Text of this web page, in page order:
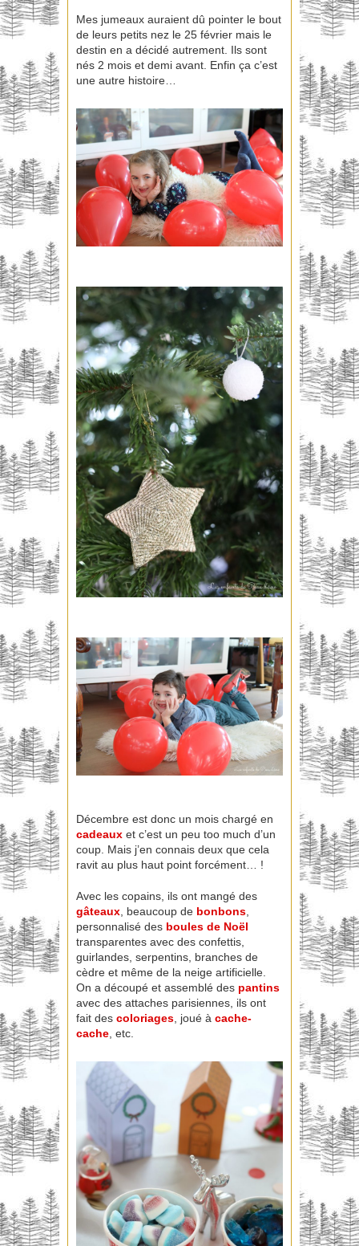
Mes jumeaux auraient dû pointer le bout
de leurs petits nez le 25 février mais le
destin en a décidé autrement. Ils sont
nés 2 mois et demi avant. Enfin ça c’est
une autre histoire…
Décembre est donc un mois chargé en
cadeaux et c’est un peu too much d’un
coup. Mais j’en connais deux que cela
ravit au plus haut point forcément… !
Avec les copains, ils ont mangé des
gâteaux , beaucoup de bonbons
personnalisé des boules de Noël
transparentes avec des confettis,
guirlandes, serpentins, branches de
cèdre et même de la neige artificielle.
On a découpé et assemblé des pantins
avec des attaches parisiennes, ils ont
fait des coloriages , joué à cache-
cache , etc.